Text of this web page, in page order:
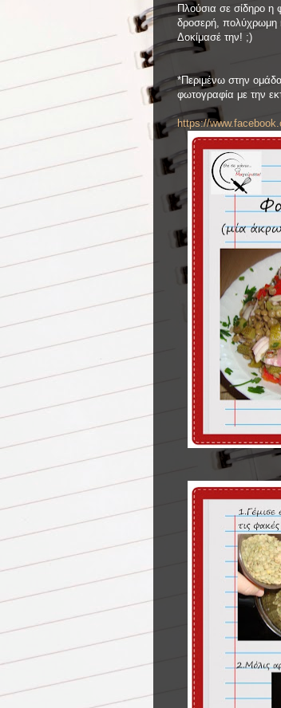
Πλούσια σε σίδηρο η
δροσερή, πολύχρωμη
Δοκίμασέ την! ;)
*Περιμένω στην
φωτογραφία με την
https://